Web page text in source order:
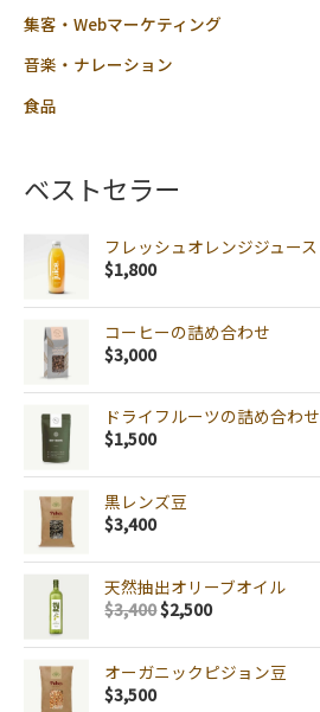
集客・Webマーケティング
音楽・ナレーション
食品
ベストセラー
フレッシュオレンジジュース
$1,800
コーヒーの詰め合わせ
$3,000
ドライフルーツの詰め合わせ
$1,500
黒レンズ豆
$3,400
天然抽出オリーブオイル
$3,400$2,500
オーガニックピジョン豆
$3,500